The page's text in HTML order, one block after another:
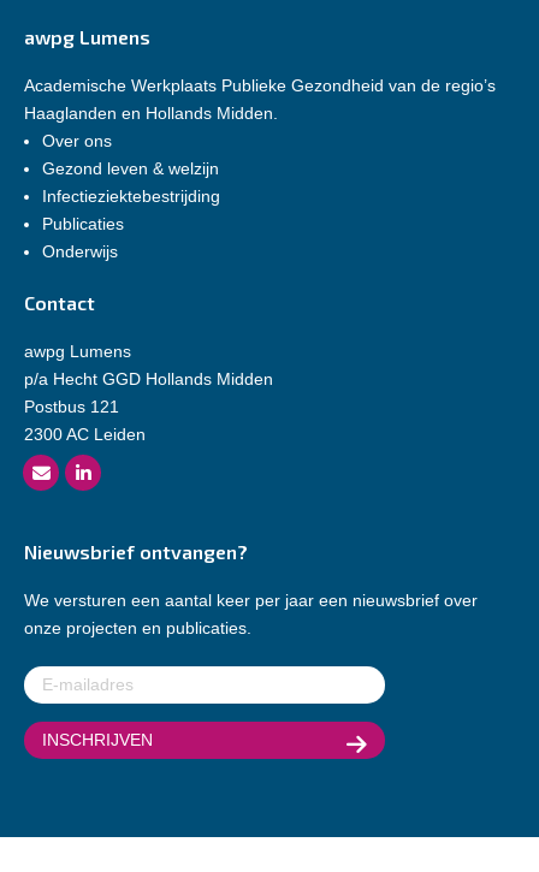
awpg Lumens
Academische Werkplaats Publieke Gezondheid van de regio’s
Haaglanden en Hollands Midden.
Over ons
Gezond leven & welzijn
Infectieziektebestrijding
Publicaties
Onderwijs
Contact
awpg Lumens
p/a Hecht GGD Hollands Midden
Postbus 121
2300 AC Leiden
Nieuwsbrief ontvangen?
We versturen een aantal keer per jaar een nieuwsbrief over
onze projecten en publicaties.
E-
mailadres(Vereist)